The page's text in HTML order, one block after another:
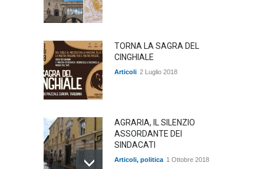
TORNA LA SAGRA DEL
CINGHIALE
Articoli 2 Luglio 2018
AGRARIA, IL SILENZIO
ASSORDANTE DEI
SINDACATI
Articoli, politica 1 Ottobre 2018